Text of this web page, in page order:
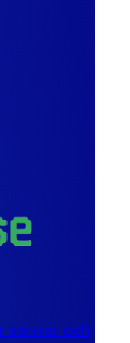
servrar och